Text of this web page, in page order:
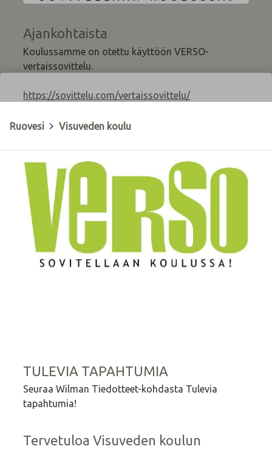
Ruovesi Visuveden koulu
Ajankohtaista
Koulussamme on otettu käyttöön VERSO-
vertaissovittelu.
https://sovittelu.com/vertaissovittelu/
TULEVIA TAPAHTUMIA
Seuraa Wilman Tiedotteet-kohdasta Tulevia
tapahtumia!
Tervetuloa Visuveden koulun